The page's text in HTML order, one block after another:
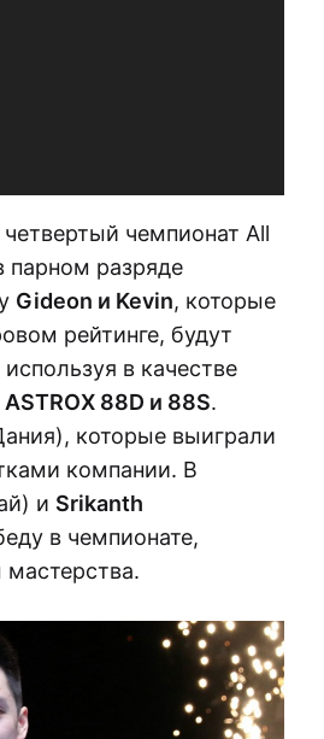
чемпионат All
парном разряде
Gideon и Kevin, которые
рейтинге, будут
в качестве
ASTROX 88D и 88S.
которые выиграли
компании. В
и Srikanth
в чемпионате,